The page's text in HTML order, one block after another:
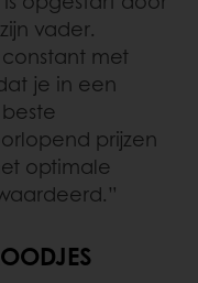
vader.
met
je in een
prijzen
optimale